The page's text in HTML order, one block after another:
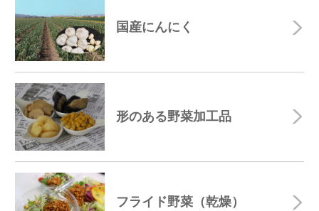
国産にんにく
形のある野菜加工品
フライド野菜（乾燥）